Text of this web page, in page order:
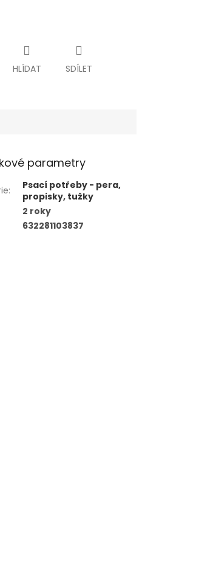
HLÍDAT SDÍLET
parametry
:
Psací potřeby - pera,
propisky, tužky
2 roky
632281103837